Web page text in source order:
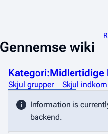
Gennemse wiki
Kategori:Midlertidige
Skjul grupper Skjul
Information is
backend.